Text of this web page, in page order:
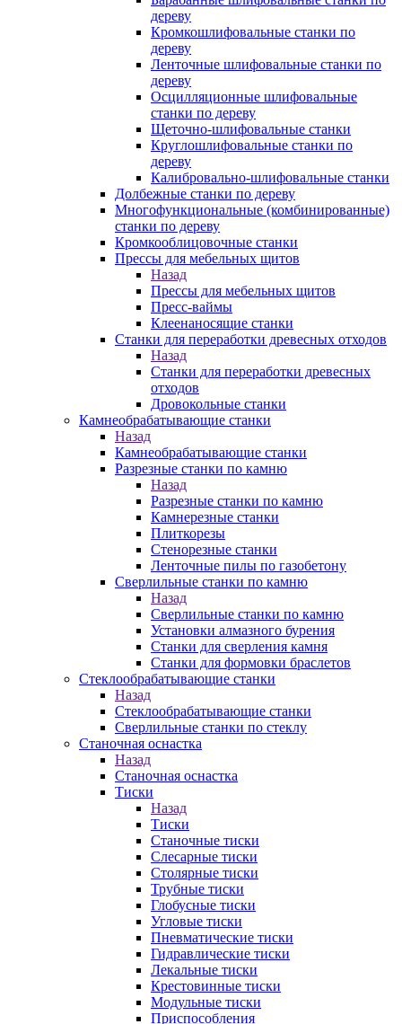
дереву
Кромкошлифовальные станки по
дереву
Ленточные шлифовальные станки по
дереву
Осцилляционные шлифовальные
станки по дереву
Щеточно-шлифовальные станки
Круглошлифовальные станки по
дереву
Калибровально-шлифовальные станки
Долбежные станки по дереву
Многофункциональные (комбинированные)
станки по дереву
Кромкооблицовочные станки
Прессы для мебельных щитов
Назад
Прессы для мебельных щитов
Пресс-ваймы
Клеенаносящие станки
Станки для переработки древесных отходов
Назад
Станки для переработки древесных
отходов
Дровокольные станки
Камнеобрабатывающие станки
Назад
Камнеобрабатывающие станки
Разрезные станки по камню
Назад
Разрезные станки по камню
Камнерезные станки
Плиткорезы
Стенорезные станки
Ленточные пилы по газобетону
Сверлильные станки по камню
Назад
Сверлильные станки по камню
Установки алмазного бурения
Станки для сверления камня
Станки для формовки браслетов
Стеклообрабатывающие станки
Назад
Стеклообрабатывающие станки
Сверлильные станки по стеклу
Станочная оснастка
Назад
Станочная оснастка
Тиски
Назад
Тиски
Станочные тиски
Слесарные тиски
Столярные тиски
Трубные тиски
Глобусные тиски
Угловые тиски
Пневматические тиски
Гидравлические тиски
Лекальные тиски
Крестовинные тиски
Модульные тиски
Приспособления